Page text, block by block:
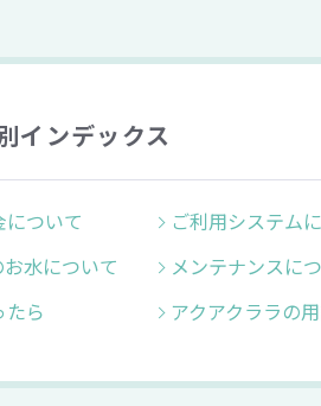
インデックス
ついて ご利用システム
水について
メンテナンスに
ら
アクアクララの